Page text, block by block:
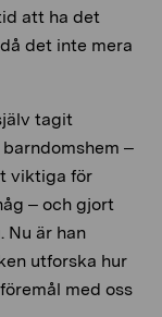
att ha det
det inte mera
tagit
–
viktiga för
– och gjort
Nu är han
utforska hur
med oss